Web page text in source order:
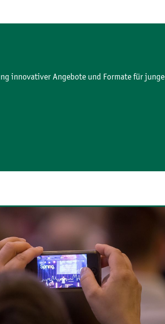
innovativer Angebote und Formate für junge